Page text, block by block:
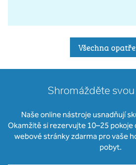
Všechna
Shromážděte
Naše online nástroje usnadňují
Okamžitě si rezervujte 10–25
webové stránky zdarma pro vaše
pobyt.